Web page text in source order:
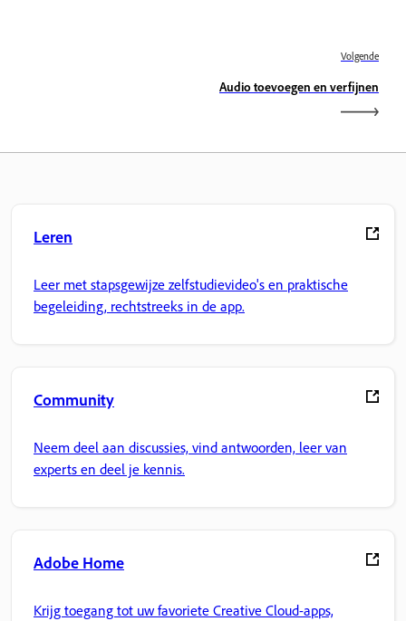
Volgende
Audio toevoegen en verfijnen
Leren
Leer met stapsgewijze zelfstudievideo's en praktische
begeleiding, rechtstreeks in de app.
Community
Neem deel aan discussies, vind antwoorden, leer van
experts en deel je kennis.
Adobe Home
Krijg toegang tot uw favoriete Creative Cloud-apps,